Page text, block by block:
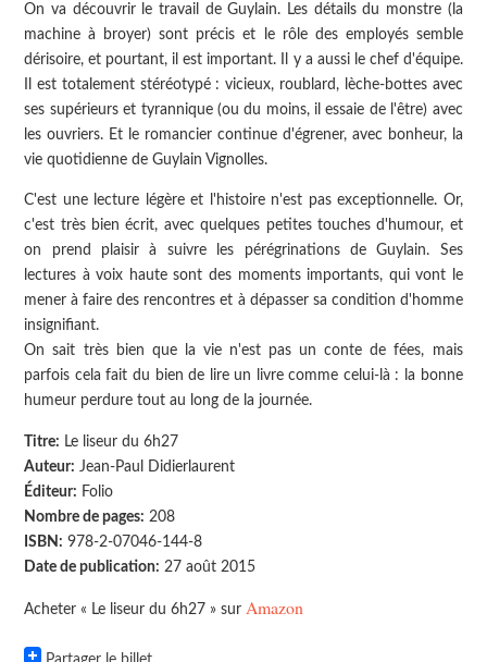
On va découvrir le travail de Guylain. Les détails du monstre (la
machine à broyer) sont précis et le rôle des employés semble
dérisoire, et pourtant, il est important. Il y a aussi le chef d'équipe.
Il est totalement stéréotypé : vicieux, roublard, lèche-bottes avec
ses supérieurs et tyrannique (ou du moins, il essaie de l'être) avec
les ouvriers. Et le romancier continue d'égrener, avec bonheur, la
vie quotidienne de Guylain Vignolles.
C'est une lecture légère et l'histoire n'est pas exceptionnelle. Or,
c'est très bien écrit, avec quelques petites touches d'humour, et
on prend plaisir à suivre les pérégrinations de Guylain. Ses
lectures à voix haute sont des moments importants, qui vont le
mener à faire des rencontres et à dépasser sa condition d'homme
insignifiant.
On sait très bien que la vie n'est pas un conte de fées, mais
parfois cela fait du bien de lire un livre comme celui-là : la bonne
humeur perdure tout au long de la journée.
Titre: Le liseur du 6h27
Auteur: Jean-Paul Didierlaurent
Éditeur: Folio
Nombre de pages: 208
ISBN: 978-2-07046-144-8
Date de publication: 27 août 2015
Acheter « Le liseur du 6h27 » surAmazon